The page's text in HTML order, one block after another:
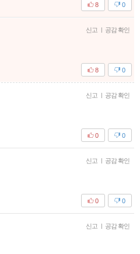
0
8
신고 | 공감 확인
0
8
신고 | 공감 확인
0
0
신고 | 공감 확인
0
0
신고 | 공감 확인